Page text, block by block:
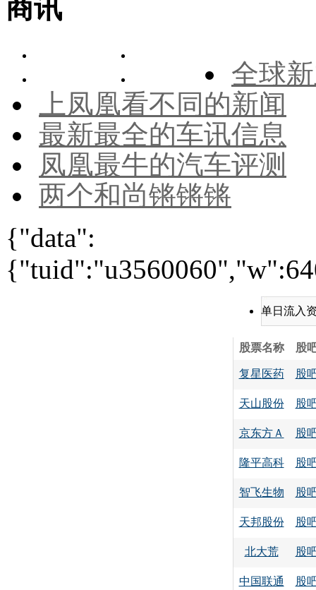
商讯
全球
上凤凰看不同的新闻
最新最全的车讯信息
凤凰最牛的汽车评测
两个和尚锵锵锵
{"data":
单日流入
股票名称 股
复星医药 股
天山股份 股
京东方Ａ 股
隆平高科 股
智飞生物 股
天邦股份 股
北大荒 股
中国联通 股